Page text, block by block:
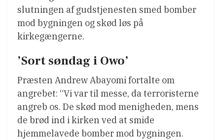
slutningen af gudstjenesten smed bomber
mod bygningen og skød løs på
kirkegængerne.
’Sort søndag i Owo’
Præsten Andrew Abayomi fortalte om
angrebet: “Vi var til messe, da terroristerne
angreb os. De skød mod menigheden, mens
de brød ind i kirken ved at smide
hjemmelavede bomber mod bygningen.